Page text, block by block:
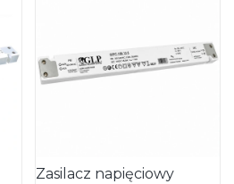
Zasilacz napięciowy